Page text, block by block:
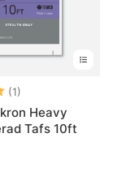
(1)
Heavy
Tafs 10ft